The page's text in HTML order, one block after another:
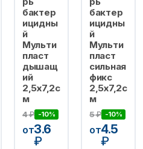
бактер
ицидны
й
Мульти
пласт
дышащ
ий
2,5х7,2с
м
4₽ -10%
от3.6
₽
бактер
ицидны
й
Мульти
пласт
сильная
фикс
2,5х7,2с
м
5₽ -10%
от4.5
₽